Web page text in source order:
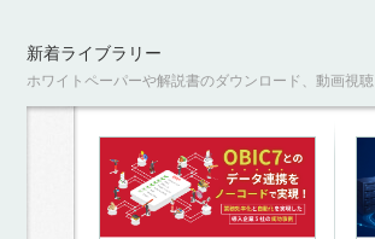
新着ライブラリー
ホワイトペーパーや解説書のダウンロード、動画視聴